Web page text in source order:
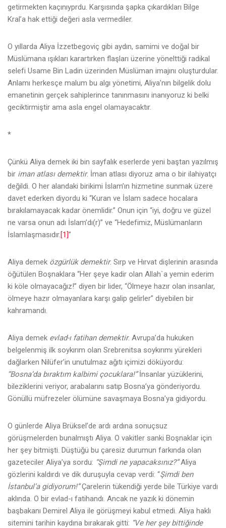
getirmekten kaçınıyprdu. Karşısında şapka çıkardıkları Bilge
Kral’a hak ettiği değeri asla vermediler.
O yıllarda Aliya İzzetbegoviç gibi aydın, samimi ve doğal bir
Müslümana ışıkları karartırken flaşları üzerine yönelttiği radikal
selefi Usame Bin Ladin üzerinden Müslüman imajını oluşturdular.
Anlamı herkesçe malum bu algı yönetimi, Aliya’nın bilgelik dolu
emanetinin gerçek sahiplerince tanınmasını inanıyoruz ki belki
geciktirmiştir ama asla engel olamayacaktır.
*
Çünkü Aliya demek iki bin sayfalık eserlerde yeni baştan yazılmış
bir iman atlası demektir. İman atlası diyoruz ama o bir ilahiyatçı
değildi. O her alandaki birikimi İslam’ın hizmetine sunmak üzere
davet ederken diyordu ki “Kuran ve İslam sadece hocalara
bırakılamayacak kadar önemlidir.” Onun için “iyi, doğru ve güzel
ne varsa onun adı İslam’dı(r)” ve “Hedefimiz, Müslümanların
İslamlaşmasıdır. [1]”
Aliya demek özgürlük demektir. Sırp ve Hırvat dişlerinin arasında
öğütülen Boşnaklara “Her şeye kadir olan Allah`a yemin ederim
ki köle olmayacağız!” diyen bir lider, “Ölmeye hazır olan insanlar,
ölmeye hazır olmayanlara karşı galip gelirler” diyebilen bir
kahramandı.
Aliya demek evlad-ı fatihan demektir. Avrupa’da hukuken
belgelenmiş ilk soykırım olan Srebrenitsa soykırımı yürekleri
dağlarken Nilüfer’in unutulmaz ağıtı içimizi döküyordu:
“Bosna’da bıraktım kalbimi çocuklara!”İnsanlar yüzüklerini,
bileziklerini veriyor, arabalarını satıp Bosna’ya gönderiyordu.
Gönüllü müfrezeler ölümüne savaşmaya Bosna’ya gidiyordu.
O günlerde Aliya Brüksel’de ardı ardına sonuçsuz
görüşmelerden bunalmıştı Aliya. O vakitler sanki Boşnaklar için
her şey bitmişti. Düştüğü bu çaresiz durumun farkında olan
gazeteciler Aliya’ya sordu: “Şimdi ne yapacaksınız?”Aliya
gözlerini kaldırdı ve dik duruşuyla cevap verdi: “Şimdi ben
İstanbul’a gidiyorum!”Çarelerin tükendiği yerde bile Türkiye vardı
aklında. O bir evlad-ı fatihandı. Ancak ne yazık ki dönemin
başbakanı Demirel Aliya ile görüşmeyi kabul etmedi. Aliya haklı
sitemini tarihin kaydına bırakarak gitti: “Ve her şey bittiğinde